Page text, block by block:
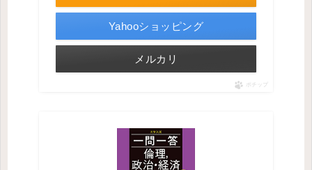
Yahooショッピング
メルカリ
ポチップ